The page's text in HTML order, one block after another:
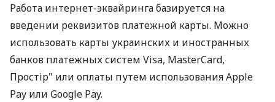
Работа интернет-эквайринга базируется на
введении реквизитов платежной карты. Можно
использовать карты украинских и иностранных
банков платежных систем Visa, MasterCard,
Простір" или оплаты путем использования Apple
Pay или Google Pay.